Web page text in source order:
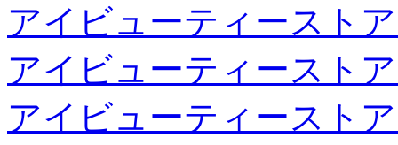
アイビューティースト
アイビューティースト
アイビューティースト